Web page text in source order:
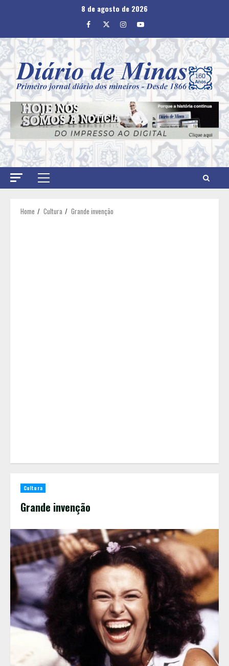
8 de agosto de 2026
Facebook
TwitterInstagram
Youtube
Primary
Home Cultura Grande invenção
Cultura
Grande invenção